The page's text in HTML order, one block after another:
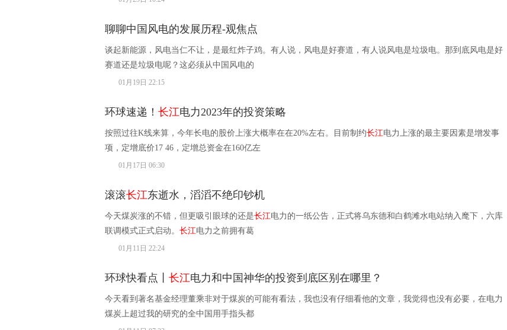
聊聊中国风电的发展历程-观焦点
谈起新能源，风电当仁不让，是最红炸子鸡。有人说，风电是好赛道，有人说风电是垃圾电。那到底风电是好
赛道还是垃圾电呢？这必须从中国风电的
01月19日 22:15
环球速递！ 长江电力2023年的投资策略
按照过往K线来算，今年长电的股价上涨大概率在在20%左右。目前制约长江电力上涨的最主要因素是增发事
项，定增底价17 46，定增总资金在160亿左
01月17日 06:30
滚滚长江东逝水，滔滔不绝印钞机
今天煤炭涨的不错，但更吸引眼球的还是长江电力的一纸公告，正式将乌东德和白鹤滩水电站纳入麾下，六库
联调模式正式启动。 长江电力之前拥有葛
01月11日 22:24
环球快看点丨 长江电力和中国神华的投资到底区别在哪里？
今天看到著名基金经理董乘非对于煤炭的可能有看法，我也没有仔细看他的文章，我觉得也没有必要，在电力
煤炭上超过我的研究的全中国用手指头都